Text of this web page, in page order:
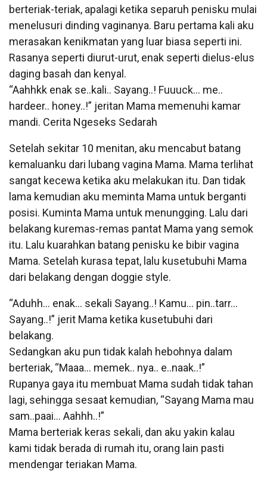
berteriak-teriak, apalagi ketika separuh penisku mulai
menelusuri dinding vaginanya. Baru pertama kali aku
merasakan kenikmatan yang luar biasa seperti ini.
Rasanya seperti diurut-urut, enak seperti dielus-elus
daging basah dan kenyal.
“Aahhkk enak se..kali.. Sayang..! Fuuuck… me..
hardeer.. honey..!” jeritan Mama memenuhi kamar
mandi. Cerita Ngeseks Sedarah
Setelah sekitar 10 menitan, aku mencabut batang
kemaluanku dari lubang vagina Mama. Mama terlihat
sangat kecewa ketika aku melakukan itu. Dan tidak
lama kemudian aku meminta Mama untuk berganti
posisi. Kuminta Mama untuk menungging. Lalu dari
belakang kuremas-remas pantat Mama yang semok
itu. Lalu kuarahkan batang penisku ke bibir vagina
Mama. Setelah kurasa tepat, lalu kusetubuhi Mama
dari belakang dengan doggie style.
“Aduhh… enak… sekali Sayang..! Kamu… pin..tarr…
Sayang..!” jerit Mama ketika kusetubuhi dari
belakang.
Sedangkan aku pun tidak kalah hebohnya dalam
berteriak, “Maaa… memek.. nya.. e..naak..!”
Rupanya gaya itu membuat Mama sudah tidak tahan
lagi, sehingga sesaat kemudian, “Sayang Mama mau
sam..paai… Aahhh..!”
Mama berteriak keras sekali, dan aku yakin kalau
kami tidak berada di rumah itu, orang lain pasti
mendengar teriakan Mama.